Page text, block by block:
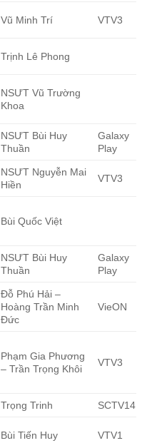
Vũ Minh Trí VTV3
Trịnh Lê Phong
NSƯT Vũ Trường
Khoa
NSƯT Bùi Huy
Thuần
Galaxy
Play
NSƯT Nguyễn Mai
Hiền
VTV3
Bùi Quốc Việt
NSƯT Bùi Huy
Thuần
Galaxy
Play
Đỗ Phú Hải –
Hoàng Trần Minh
Đức
VieON
Phạm Gia Phương
– Trần Trọng Khôi
VTV3
Trọng Trinh SCTV14
Bùi Tiến Huy VTV1